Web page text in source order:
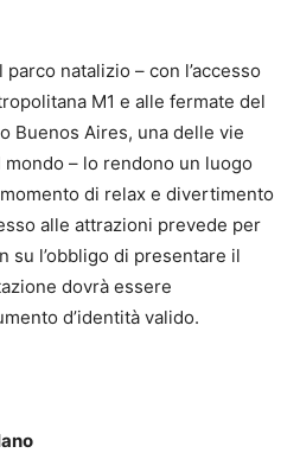
parco natalizio – con l’accesso
M1 e alle fermate del
Buenos Aires, una delle vie
– lo rendono un luogo
di relax e divertimento
alle attrazioni prevede per
su l’obbligo di presentare il
dovrà essere
d’identità valido.